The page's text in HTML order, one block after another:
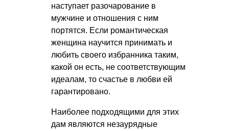
наступает разочарование в
мужчине и отношения с ним
портятся. Если романтическая
женщина научится принимать и
любить своего избранника таким,
какой он есть, не соответствующим
идеалам, то счастье в любви ей
гарантировано.
Наиболее подходящими для этих
дам являются незаурядные